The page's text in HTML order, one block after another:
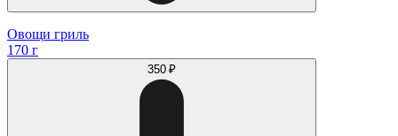
Овощи гриль
170 г
350 ₽